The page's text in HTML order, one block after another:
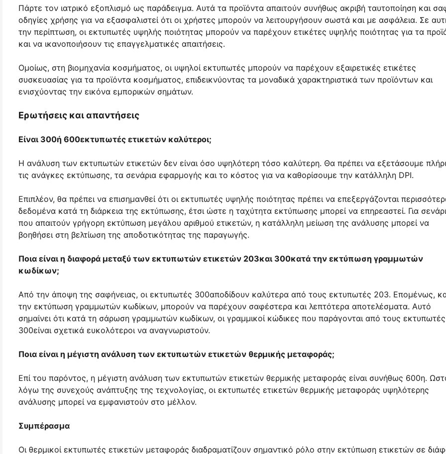
Πάρτε τον ιατρικό εξοπλισμό ως παράδειγμα. Αυτά τα προϊόντα απαιτούν συνήθως ακριβή ταυτοποίηση και
οδηγίες χρήσης για να εξασφαλιστεί ότι οι χρήστες μπορούν να λειτουργήσουν σωστά και με ασφάλεια. Σε
την περίπτωση, οι εκτυπωτές υψηλής ποιότητας μπορούν να παρέχουν ετικέτες υψηλής ποιότητας για τα
και να ικανοποιήσουν τις επαγγελματικές απαιτήσεις.
Ομοίως, στη βιομηχανία κοσμήματος, οι υψηλοί εκτυπωτές μπορούν να παρέχουν εξαιρετικές ετικέτες
συσκευασίας για τα προϊόντα κοσμήματος, επιδεικνύοντας τα μοναδικά χαρακτηριστικά των προϊόντων και
ενισχύοντας την εικόνα εμπορικών σημάτων.
Ερωτήσεις και απαντήσεις
Είναι 300ή 600εκτυπωτές ετικετών καλύτεροι;
Η ανάλυση των εκτυπωτών ετικετών δεν είναι όσο υψηλότερη τόσο καλύτερη. Θα πρέπει να εξετάσουμε
τις ανάγκες εκτύπωσης, τα σενάρια εφαρμογής και το κόστος για να καθορίσουμε την κατάλληλη DPI.
Επιπλέον, θα πρέπει να επισημανθεί ότι οι εκτυπωτές υψηλής ποιότητας πρέπει να επεξεργάζονται
δεδομένα κατά τη διάρκεια της εκτύπωσης, έτσι ώστε η ταχύτητα εκτύπωσης μπορεί να επηρεαστεί. Για
που απαιτούν γρήγορη εκτύπωση μεγάλου αριθμού ετικετών, η κατάλληλη μείωση της ανάλυσης μπορεί να
βοηθήσει στη βελτίωση της αποδοτικότητας της παραγωγής.
Ποια είναι η διαφορά μεταξύ των εκτυπωτών ετικετών 203και 300κατά την εκτύπωση γραμμωτών
κωδίκων;
Από την άποψη της σαφήνειας, οι εκτυπωτές 300αποδίδουν καλύτερα από τους εκτυπωτές 203. Επομένως,
την εκτύπωση γραμμωτών κωδίκων, μπορούν να παρέχουν σαφέστερα και λεπτότερα αποτελέσματα. Αυτό
σημαίνει ότι κατά τη σάρωση γραμμωτών κωδίκων, οι γραμμικοί κώδικες που παράγονται από τους εκτυπωτές
300είναι σχετικά ευκολότεροι να αναγνωριστούν.
Ποια είναι η μέγιστη ανάλυση των εκτυπωτών ετικετών θερμικής μεταφοράς;
Επί του παρόντος, η μέγιστη ανάλυση των εκτυπωτών ετικετών θερμικής μεταφοράς είναι συνήθως 600η.
λόγω της συνεχούς ανάπτυξης της τεχνολογίας, οι εκτυπωτές ετικετών θερμικής μεταφοράς υψηλότερης
ανάλυσης μπορεί να εμφανιστούν στο μέλλον.
Συμπέρασμα
Οι θερμικοί εκτυπωτές ετικετών μεταφοράς διαδραματίζουν σημαντικό ρόλο στην εκτύπωση ετικετών σε